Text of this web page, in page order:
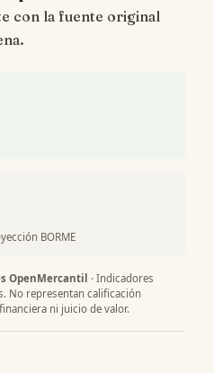
con la fuente original
BORME
OpenMercantil · Indicadores
No representan calificación
ni juicio de valor.